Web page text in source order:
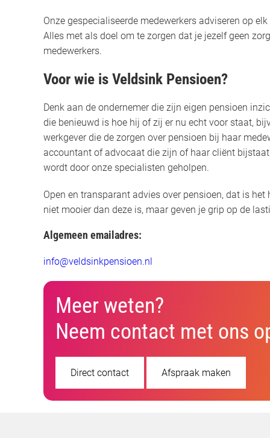
Onze gespecialiseerde medewerkers adviseren op
Alles met als doel om te zorgen dat je jezelf geen
medewerkers.
Voor wie is Veldsink Pensioen?
Denk aan de ondernemer die zijn eigen pensioen
die benieuwd is hoe hij of zij er nu echt voor staat,
werkgever die de zorgen over pensioen bij haar
accountant of advocaat die zijn of haar cliënt
wordt door onze specialisten geholpen.
Open en transparant advies over pensioen, dat is
niet mooier dan deze is, maar geven je grip op de
Algemeen emailadres:
info@veldsinkpensioen.nl
Meer weten?
Neem contact met ons
Direct contact Afspraak maken